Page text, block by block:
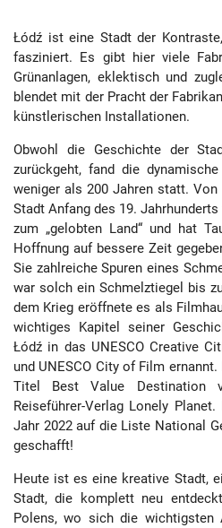
Łódź ist eine Stadt der
fasziniert. Es gibt hier viele
Grünanlagen, eklektisch und
blendet mit der Pracht der
künstlerischen Installationen.
Obwohl die Geschichte der
zurückgeht, fand die
weniger als 200 Jahren statt.
Stadt Anfang des 19.
zum „gelobten Land“ und hat
Hoffnung auf bessere Zeit
Sie zahlreiche Spuren eines
war solch ein Schmelztiegel bis
dem Krieg eröffnete es als
wichtiges Kapitel seiner
Łódź in das UNESCO Creative
und UNESCO City of Film
Titel Best Value Destination
Reiseführer-Verlag Lonely
Jahr 2022 auf die Liste National
geschafft!
Heute ist es eine kreative Stadt,
Stadt, die komplett neu
Polens, wo sich die wichtigsten